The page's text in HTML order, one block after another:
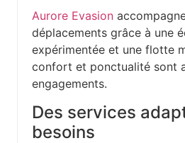
Aurore Evasion
déplacements grâce à une
expérimentée et une flotte
confort et ponctualité sont
engagements.
Des services
besoins